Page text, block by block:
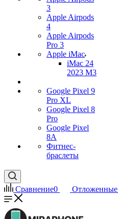
3
Apple Airpods
4
Apple Airpods
Pro 3
Apple iMac
iMac 24
2023 M3
Google Pixel 9
Pro XL
Google Pixel 8
Pro
Google Pixel
8A
Фитнес-
браслеты
Сравнение0 Отложенные